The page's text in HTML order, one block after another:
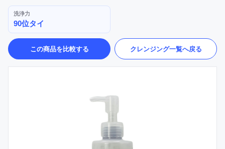
洗浄力
90位タイ
この商品を比較する クレンジング一覧へ戻る